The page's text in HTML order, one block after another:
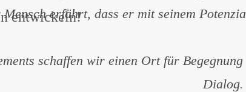
entwickeln!erfährt, dass er mit seinem
schaffen wir einen Ort für
Dialog.